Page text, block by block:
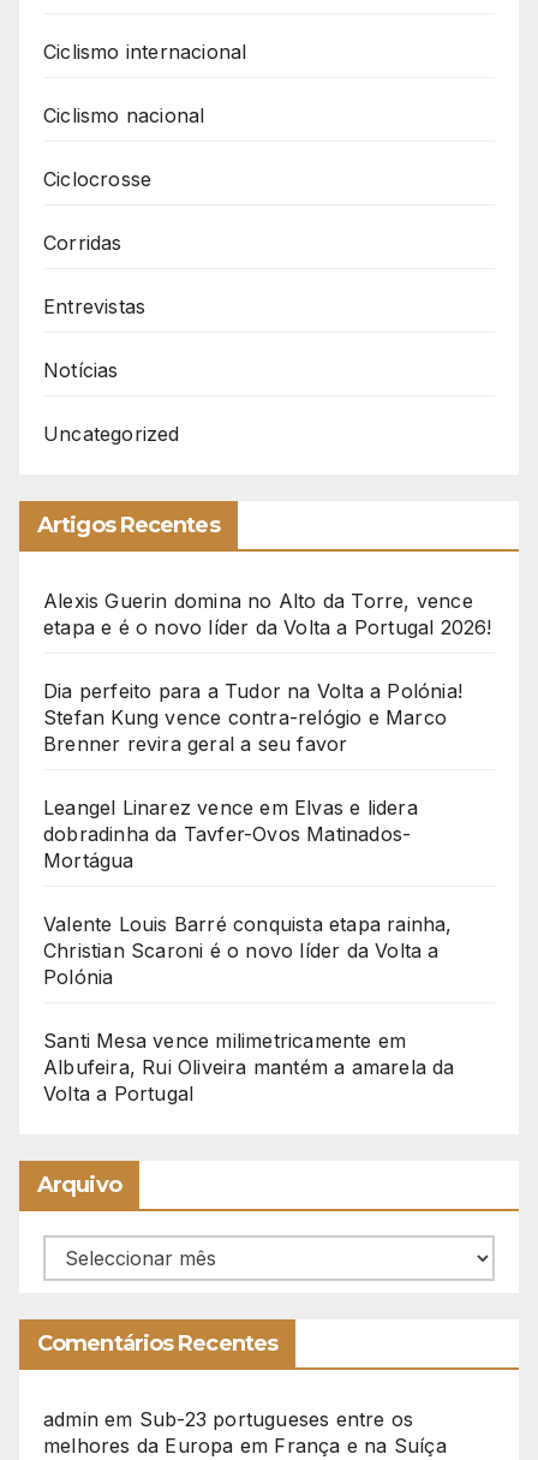
Ciclismo internacional
Ciclismo nacional
Ciclocrosse
Corridas
Entrevistas
Notícias
Uncategorized
Artigos Recentes
Alexis Guerin domina no Alto da Torre, vence
etapa e é o novo líder da Volta a Portugal 2026!
Dia perfeito para a Tudor na Volta a Polónia!
Stefan Kung vence contra-relógio e Marco
Brenner revira geral a seu favor
Leangel Linarez vence em Elvas e lidera
dobradinha da Tavfer-Ovos Matinados-
Mortágua
Valente Louis Barré conquista etapa rainha,
Christian Scaroni é o novo líder da Volta a
Polónia
Santi Mesa vence milimetricamente em
Albufeira, Rui Oliveira mantém a amarela da
Volta a Portugal
Arquivo
Arquivo
Comentários Recentes
admin em Sub-23 portugueses entre os
melhores da Europa em França e na Suíça